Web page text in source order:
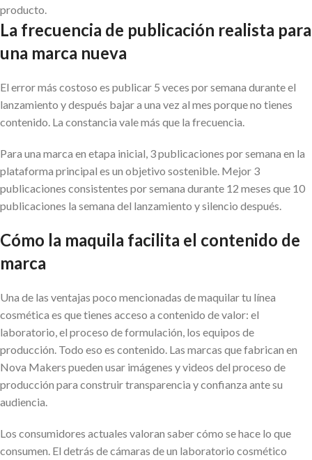
producto.
La frecuencia de publicación realista para
una marca nueva
El error más costoso es publicar 5 veces por semana durante el
lanzamiento y después bajar a una vez al mes porque no tienes
contenido. La constancia vale más que la frecuencia.
Para una marca en etapa inicial, 3 publicaciones por semana en la
plataforma principal es un objetivo sostenible. Mejor 3
publicaciones consistentes por semana durante 12 meses que 10
publicaciones la semana del lanzamiento y silencio después.
Cómo la maquila facilita el contenido de
marca
Una de las ventajas poco mencionadas de maquilar tu línea
cosmética es que tienes acceso a contenido de valor: el
laboratorio, el proceso de formulación, los equipos de
producción. Todo eso es contenido. Las marcas que fabrican en
Nova Makers pueden usar imágenes y videos del proceso de
producción para construir transparencia y confianza ante su
audiencia.
Los consumidores actuales valoran saber cómo se hace lo que
consumen. El detrás de cámaras de un laboratorio cosmético